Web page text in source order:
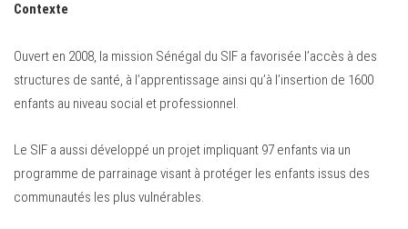
Contexte
Ouvert en 2008, la mission Sénégal du SIF a favorisée l’accès à des
structures de santé, à l’apprentissage ainsi qu’à l’insertion de 1600
enfants au niveau social et professionnel.
Le SIF a aussi développé un projet impliquant 97 enfants via un
programme de parrainage visant à protéger les enfants issus des
communautés les plus vulnérables.